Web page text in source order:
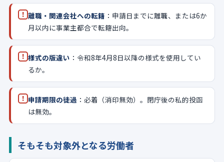
! 離職・関連会社への転籍 ：申請日までに離職、または6か
月以内に事業主都合で転籍出向。
! 様式の版違い ：令和8年4月8日以降の様式を使用してい
るか。
! 申請期限の徒過 ：必着（消印無効）。閉庁後の私的投函
は無効。
そもそも対象外となる労働者